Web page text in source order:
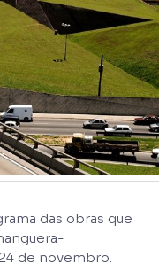
das obras que
de novembro.